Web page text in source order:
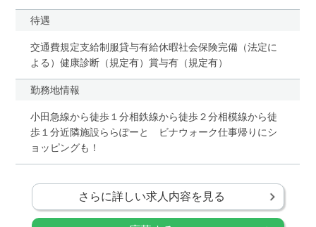
待遇
交通費規定支給制服貸与有給休暇社会保険完備（法定に
よる）健康診断（規定有）賞与有（規定有）
勤務地情報
小田急線から徒歩１分相鉄線から徒歩２分相模線から徒
歩１分近隣施設ららぽーと ビナウォーク仕事帰りにシ
ョッピングも！
さらに詳しい求人内容を見る